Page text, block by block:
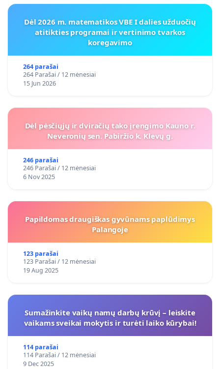
Dėl 2026 m. matematikos VBE I dalies užduočių
atitikties programai ir vertinimo tvarkos
koregavimo
264 parašai
264 Parašai / 12 mėnesiai
15 Jun 2026
Dėl pėsčiųjų ir dviračių tako įrengimo Kauno r.
Neveronių sen. Pabiržio k. Klevų g.
246 parašai
246 Parašai / 12 mėnesiai
6 Nov 2025
Papildomas draugiškas gyvūnams paplūdimys
Palangoje
123 parašai
123 Parašai / 12 mėnesiai
19 Aug 2025
Sumažinkite vaikų namų darbų krūvį – leiskite
vaikams sveikai mokytis ir turėti laiko kūrybai!
114 parašai
114 Parašai / 12 mėnesiai
9 Dec 2025